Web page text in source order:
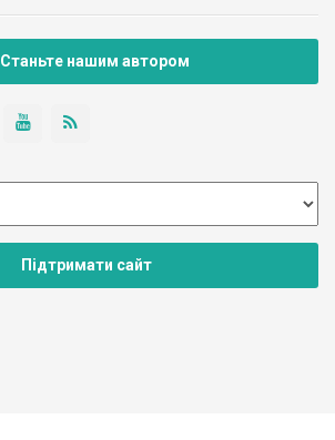
Станьте нашим автором
Підтримати сайт